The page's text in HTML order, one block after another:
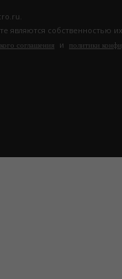
являются собственностью
соглашения и политики